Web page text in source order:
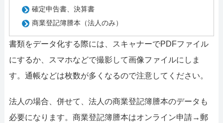
確定申告書、決算書
商業登記簿謄本（法人のみ）
書類をデータ化する際には、スキャナーでPDFファイル
にするか、スマホなどで撮影して画像ファイルにしま
す。通帳などは枚数が多くなるので注意してください。
法人の場合、併せて、法人の商業登記簿謄本のデータも
必要になります。商業登記簿謄本はオンライン申請→郵